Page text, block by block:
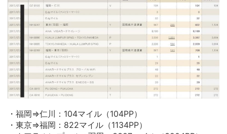
・福岡⇒仁川：104マイル（104PP）
・東京⇒福岡：822マイル（1134PP）